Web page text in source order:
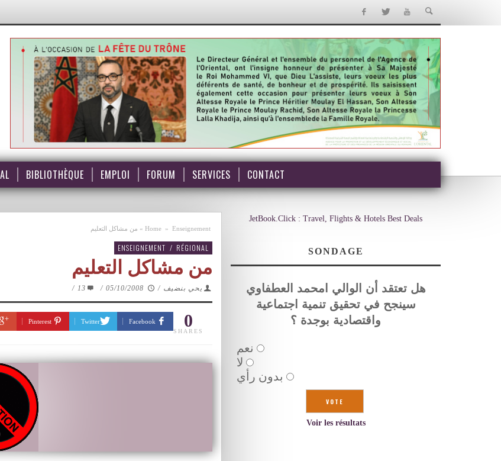
BIBLIOTHÈQUE EMPLOI FORUM SERVICES CONTACT
Home » Enseignement
» من مشاكل التعليم
ENSEIGNEMENT / RÉGIONAL
من مشاكل التعليم
يحي بنضيف /
05/10/2008
/
13
/
0
SHARES
Facebook
Twitter
Pinterest
JetBook.Click : Travel, Flights & Hotels Best Deals
SONDAGE
هل تعتقد أن الوالي امحمد العطفاوي
سينجح في تحقيق تنمية اجتماعية
واقتصادية بوجدة ؟
نعم
لا
بدون رأي
Voir les résultats